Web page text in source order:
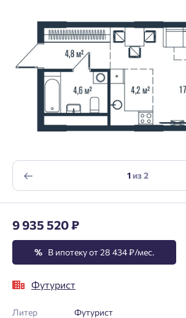
9 935 520 ₽
% В ипотеку от 28 434 ₽/мес.
Футурист
Литер
Футурист
1из2